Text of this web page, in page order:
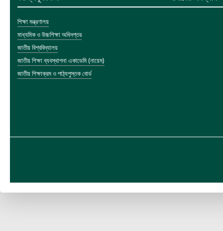
শিক্ষা মন্ত্রণালয়
মাধ্যমিক ও উচ্চশিক্ষা অধিদপ্তর
জাতীয় বিশ্ববিদ্যালয়
জাতীয় শিক্ষা ব্যবস্থাপনা একাডেমি (নায়েম)
জাতীয় শিক্ষাক্রম ও পাঠ্যপুস্তক বোর্ড